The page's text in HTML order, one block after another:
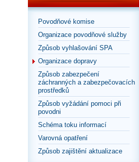
Povodňové komise
Organizace povodňové služby
Způsob vyhlašování SPA
Organizace dopravy
Způsob zabezpečení
záchranných a zabezpečovacích
prostředků
Způsob vyžádání pomoci při
povodni
Schéma toku informací
Varovná opatření
Způsob zajištění aktualizace